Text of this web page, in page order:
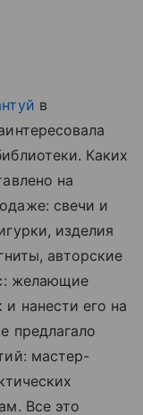
в
Каких
на
свечи и
изделия
авторские
желающие
нанести его на
предлагало
мастер-
Все это